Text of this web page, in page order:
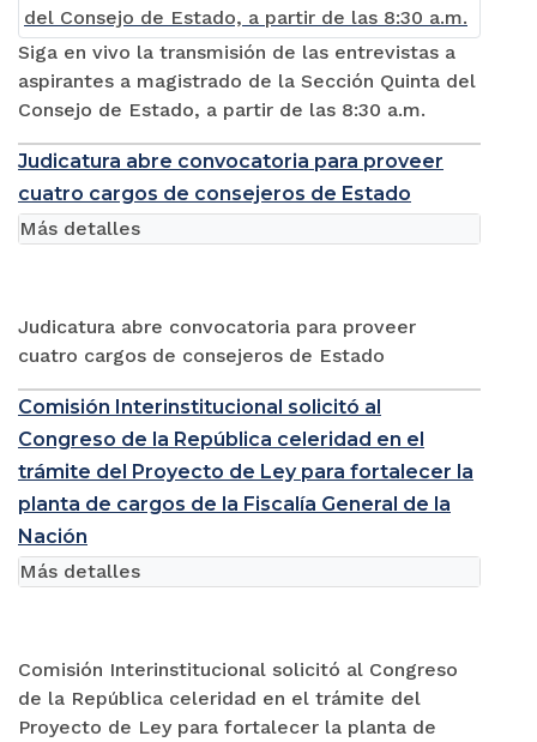
Siga en vivo la transmisión de las entrevistas a
aspirantes a magistrado de la Sección Quinta del
Consejo de Estado, a partir de las 8:30 a.m.
Judicatura abre convocatoria para proveer
cuatro cargos de consejeros de Estado
Judicatura abre convocatoria para proveer
cuatro cargos de consejeros de Estado
Más detalles
Comisión Interinstitucional solicitó al
Congreso de la República celeridad en el
trámite del Proyecto de Ley para fortalecer la
planta de cargos de la Fiscalía General de la
Nación
Comisión Interinstitucional solicitó al Congreso
de la República celeridad en el trámite del
Proyecto de Ley para fortalecer la planta de
Más detalles